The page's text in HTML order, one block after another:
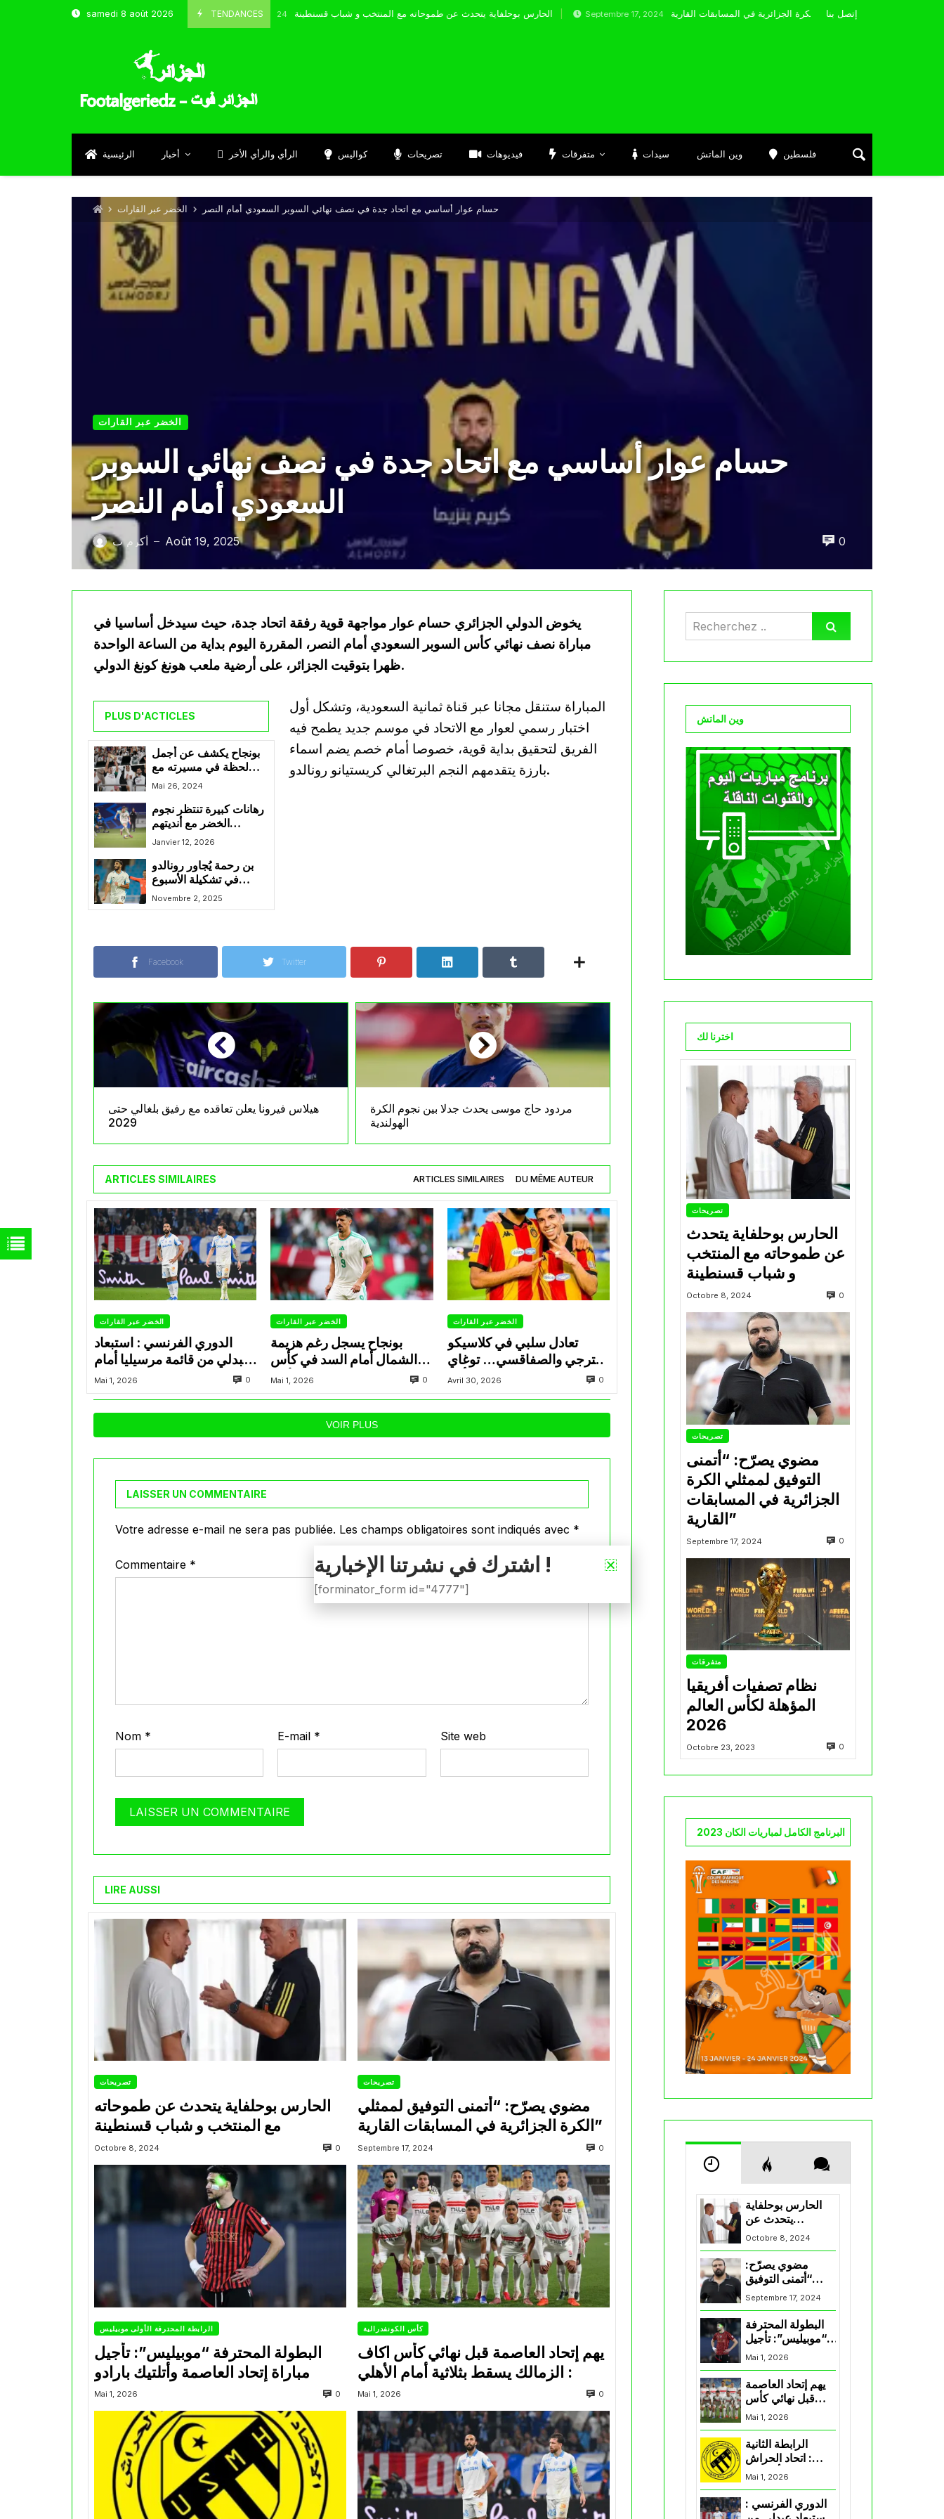
samedi 8 août 2026 TENDANCES
Octobre 8, 2024 الحارس بوحلفاية يتحدث عن طموحاته مع المنتخب و شباب قسنطينة Septembre 17, 2024 إتصل بنا
الرئيسية أخبار الرأي والرأي الأخر كواليس تصريحات فيديوهات متفرقات سيدات وين الماتش فلسطين
الخضر عبر القارات حسام عوار أساسي مع اتحاد جدة في نصف نهائي السوبر السعودي أمام النصر
الخضر عبر القارات
حسام عوار أساسي مع اتحاد جدة في نصف نهائي السوبر
السعودي أمام النصر
أكرم ب — Août 19, 2025 0
يخوض الدولي الجزائري حسام عوار مواجهة قوية رفقة اتحاد جدة، حيث سيدخل أساسيا في
مباراة نصف نهائي كأس السوبر السعودي أمام النصر، المقررة اليوم بداية من الساعة الواحدة
ظهرا بتوقيت الجزائر، على أرضية ملعب هونغ كونغ الدولي.
PLUS D'ACTICLES
بونجاح يكشف عن أجمل
لحظة في مسيرته مع
السد القطري
Mai 26, 2024
رهانات كبيرة تنتظر نجوم
الخضر مع أنديتهم
القطرية
Janvier 12, 2026
بن رحمة يُجاور رونالدو
في تشكيلة الأسبوع
بدوري روشن
Novembre 2, 2025
المباراة ستنقل مجانا عبر قناة ثمانية السعودية، وتشكل أول
اختبار رسمي لعوار مع الاتحاد في موسم جديد يطمح فيه
الفريق لتحقيق بداية قوية، خصوصا أمام خصم يضم اسماء
بارزة يتقدمهم النجم البرتغالي كريستيانو رونالدو.
Facebook Twitter
هيلاس فيرونا يعلن تعاقده مع رفيق بلغالي حتى
2029
مردود حاج موسى يحدث جدلا بين نجوم الكرة
الهولندية
ARTICLES SIMILAIRES ARTICLES SIMILAIRES DU MÊME AUTEUR
الخضر عبر القارات
الدوري الفرنسي : استبعاد
عبدلي من قائمة مرسيليا أمام
نانت
Mai 1, 2026 0
الخضر عبر القارات
بونجاح يسجل رغم هزيمة
الشمال أمام السد في كأس
الأمير
Mai 1, 2026 0
الخضر عبر القارات
تعادل سلبي في كلاسيكو
الترجي والصفاقسي… توغاي
يهدر ركلة جزاء وبوعالية يتألق
Avril 30, 2026 0
VOIR PLUS
LAISSER UN COMMENTAIRE
Votre adresse e-mail ne sera pas publiée. Les champs obligatoires sont indiqués avec *
Commentaire *
Nom * E-mail * Site web
LIRE AUSSI
تصريحات
الحارس بوحلفاية يتحدث عن طموحاته
مع المنتخب و شباب قسنطينة
Octobre 8, 2024 0
تصريحات
مضوي يصرّح: “أتمنى التوفيق لممثلي
الكرة الجزائرية في المسابقات القارية”
Septembre 17, 2024 0
الرابطة المحترفة الأولى موبيليس
البطولة المحترفة “موبيليس”: تأجيل
مباراة إتحاد العاصمة وأتلتيك بارادو
Mai 1, 2026 0
كأس الكونفدرالية
يهم إتحاد العاصمة قبل نهائي كأس اكاف
Mai 1, 2026 0
وين الماتش
اخترنا لك
تصريحات
الحارس بوحلفاية يتحدث
عن طموحاته مع المنتخب
و شباب قسنطينة
Octobre 8, 2024 0
تصريحات
مضوي يصرّح: “أتمنى
التوفيق لممثلي الكرة
الجزائرية في المسابقات
القارية”
Septembre 17, 2024 0
متفرقات
نظام تصفيات أفريقيا
المؤهلة لكأس العالم
2026
Octobre 23, 2023 0
البرنامج الكامل لمباريات الكان 2023
الحارس بوحلفاية
يتحدث عن
طموحاته مع
المنتخب و شباب
قسنطينة
Octobre 8, 2024
مضوي يصرّح:
“أتمنى التوفيق
لممثلي الكرة
الجزائرية في
Septembre 17, 2024
البطولة المحترفة
“موبيليس”: تأجيل
مباراة إتحاد
العاصمة وأتلتيك
بارادو
Mai 1, 2026
يهم إتحاد العاصمة
قبل نهائي كأس
اكاف : الزمالك
يسقط بثلاثية أمام
Mai 1, 2026
الرابطة الثانية
: اتحاد الحراش
يحسم التأهل إلى
“البلاي أوف”
Mai 1, 2026
الدوري الفرنسي :
اشترك في نشرتنا الإخبارية !
[forminator_form id="4777"]